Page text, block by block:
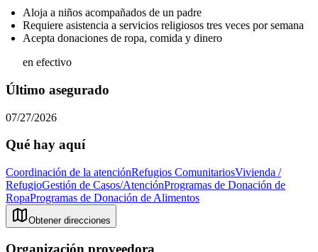
Aloja a niños acompañados de un padre
Requiere asistencia a servicios religiosos tres veces por semana
Acepta donaciones de ropa, comida y dinero
en efectivo
Último asegurado
07/27/2026
Qué hay aquí
Coordinación de la atenciónRefugios ComunitariosVivienda /
RefugioGestión de Casos/AtenciónProgramas de Donación de
RopaProgramas de Donación de Alimentos
Obtener direcciones
Organización proveedora